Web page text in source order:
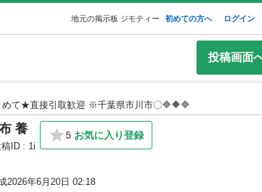
地元の掲示板 ジモティー 初めての方へ ログイン
投稿画面
めて★直接引取歓迎 ※千葉県市川市〇🔷🔶🔷
養
稿ID : 1i
5 お気に入り登録
2026年6月20日 02:18